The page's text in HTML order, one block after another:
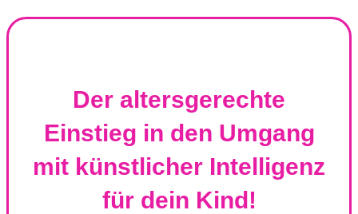
Der altersgerechte
Einstieg in den Umgang
mit künstlicher Intelligenz
für dein Kind!